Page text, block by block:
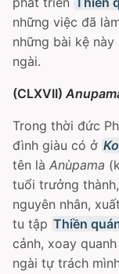
những việc đã
những bài kệ
ngài.
(CLXVII)
Trong thời đức
đình giàu có ở
tên là Anùpama
tuổi trưởng
nguyên nhân,
tu tập Thiền
cảnh, xoay
ngài tự trách